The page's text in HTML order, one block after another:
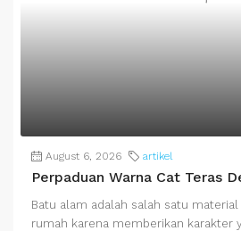
August 6, 2026 artikel
Perpaduan Warna Cat Teras
Batu alam adalah salah satu
rumah karena memberikan karakter